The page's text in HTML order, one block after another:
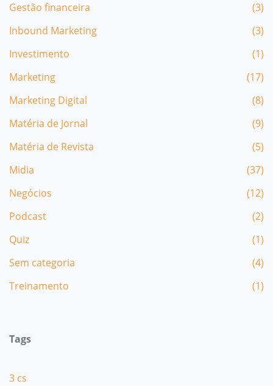
Gestão financeira
(3)
Inbound Marketing
(3)
Investimento
(1)
Marketing
(17)
Marketing Digital
(8)
Matéria de Jornal
(9)
Matéria de Revista
(5)
Midia
(37)
Negócios
(12)
Podcast
(2)
Quiz
(1)
Sem categoria
(4)
Treinamento
(1)
Tags
3 cs